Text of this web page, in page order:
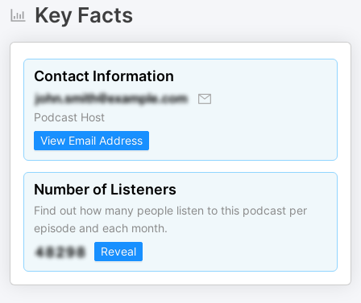
Key Facts
Contact Information
Podcast Host
View Email Address
Number of Listeners
Find out how many people listen to this podcast per
episode and each month.
Reveal